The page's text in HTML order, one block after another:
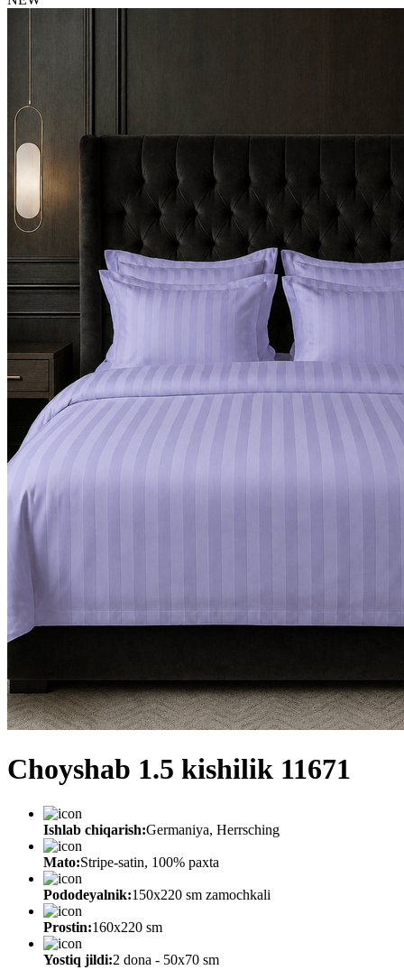
Choyshab 1.5 kishilik 11671
Ishlab chiqarish:Germaniya, Herrsching
Mato:Stripe-satin, 100% paxta
Pododeyalnik:150х220 sm zamochkali
Prostin:160х220 sm
Yostiq jildi:2 dona - 50x70 sm